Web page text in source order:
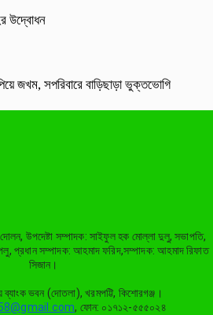
উদ্বোধন
জখম, সপরিবারে বাড়িছাড়া ভুক্তভোগি
উপদেষ্টা সম্পাদক: সাইফুল হক মোল্লা দুলু, সভাপতি,
প্রধান সম্পাদক: আহমাদ ফরিদ,সম্পাদক: আহমাদ রিফাত
সিজান।
ব্যাংক ভবন (দোতলা), খরমপট্টি, কিশোরগঞ্জ।
, ফোন: ০১৭১২-৫৫৫০২৪